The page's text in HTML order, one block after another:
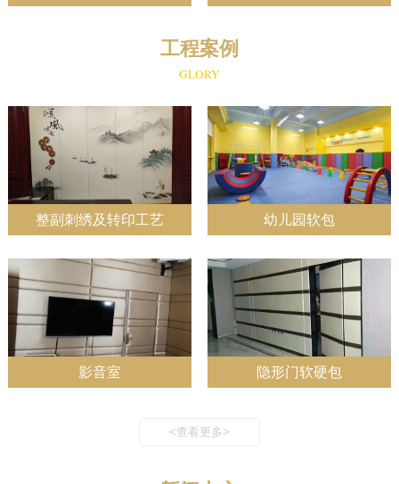
工程案例
GLORY
整副刺绣及转印工艺 幼儿园软包
影音室 隐形门软硬包
<查看更多>